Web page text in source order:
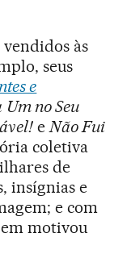
às
seus
e
Um no Seu
eNão Fui
coletiva
de
insígnias e
e com
motivou